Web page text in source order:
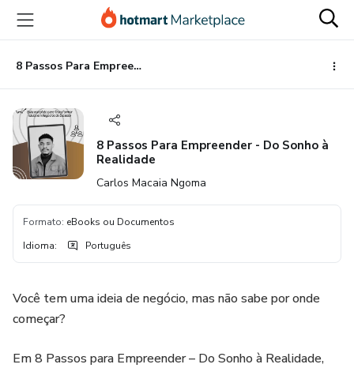
para
conteúdo
principal
para
pagamento
para
rodapé
8 Passos Para Empreender - Do Sonho à Realidade
8 Passos Para Empreender - Do Sonho à
Realidade
Carlos Macaia Ngoma
Formato: eBooks ou Documentos
Idioma: Português
Você tem uma ideia de negócio, mas não sabe por onde
começar?
Em 8 Passos para Empreender – Do Sonho à Realidade,